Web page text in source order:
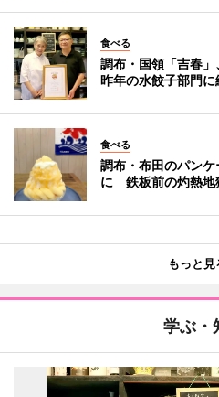
食べる
調布・国領「吉春
昨年の水餃子部門に
食べる
調布・布田のパン
に 鉄板前の灼熱地
もっと見
学ぶ・